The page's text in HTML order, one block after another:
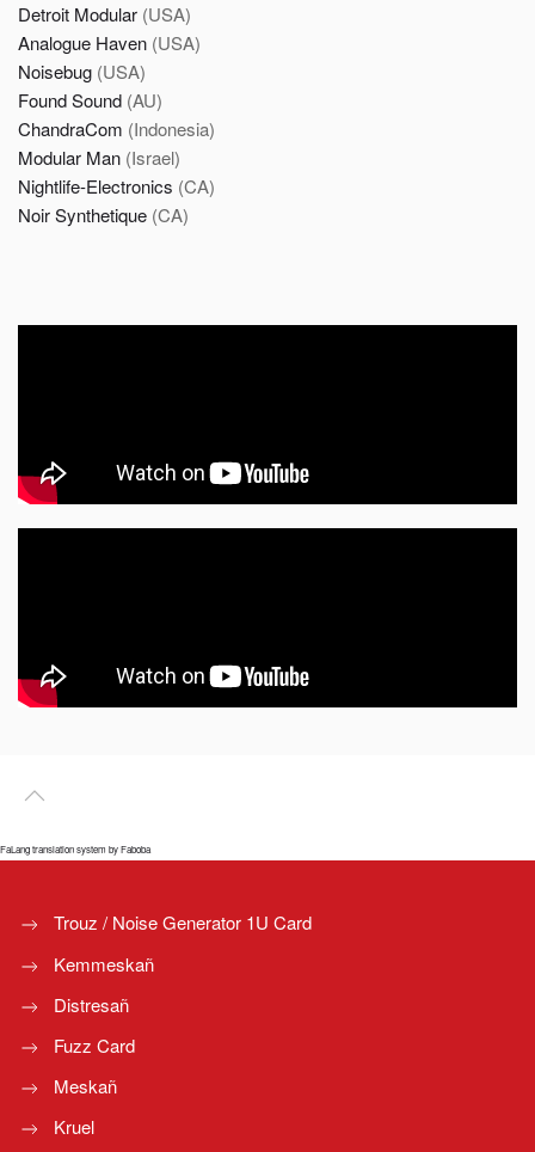
Detroit Modular (USA)
Analogue Haven (USA)
Noisebug (USA)
Found Sound (AU)
ChandraCom (Indonesia)
Modular Man (Israel)
Nightlife-Electronics (CA)
Noir Synthetique (CA)
FaLang translation system by Faboba
Trouz / Noise Generator 1U Card
Kemmeskañ
Distresañ
Fuzz Card
Meskañ
Kruel